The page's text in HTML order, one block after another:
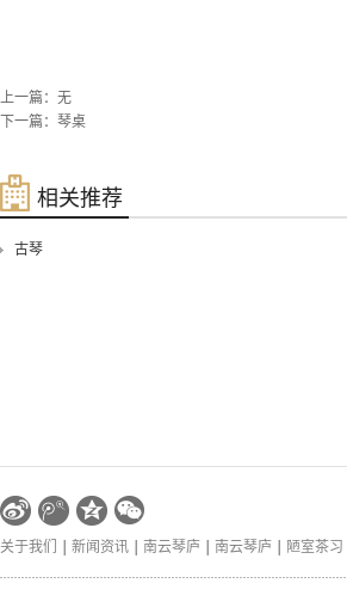
上一篇：无
下一篇： 琴桌
相关推荐
古琴
关于我们 新闻资讯 南云琴庐 南云琴庐 陋室茶习